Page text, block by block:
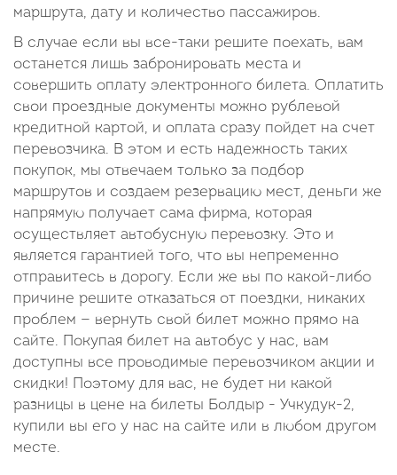
маршрута, дату и количество пассажиров.
В случае если вы все-таки решите поехать, вам
останется лишь забронировать места и
совершить оплату электронного билета. Оплатить
свои проездные документы можно рублевой
кредитной картой, и оплата сразу пойдет на счет
перевозчика. В этом и есть надежность таких
покупок, мы отвечаем только за подбор
маршрутов и создаем резервацию мест, деньги же
напрямую получает сама фирма, которая
осуществляет автобусную перевозку. Это и
является гарантией того, что вы непременно
отправитесь в дорогу. Если же вы по какой-либо
причине решите отказаться от поездки, никаких
проблем — вернуть свой билет можно прямо на
сайте. Покупая билет на автобус у нас, вам
доступны все проводимые перевозчиком акции и
скидки! Поэтому для вас, не будет ни какой
разницы в цене на билеты Болдыр - Учкудук-2,
купили вы его у нас на сайте или в любом другом
месте.